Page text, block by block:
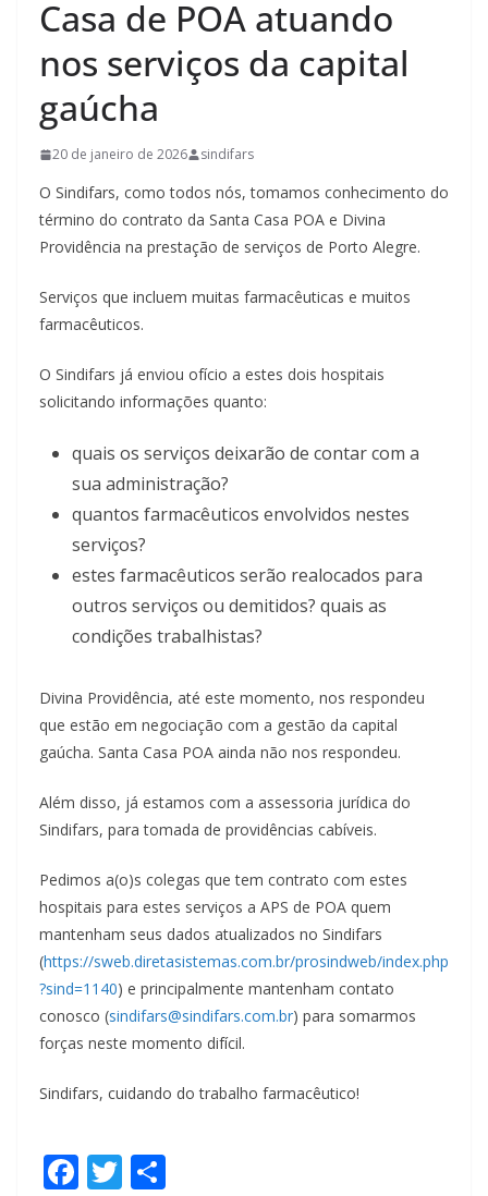
Casa de POA atuando
nos serviços da capital
gaúcha
20 de janeiro de 2026 sindifars
O Sindifars, como todos nós, tomamos conhecimento do
término do contrato da Santa Casa POA e Divina
Providência na prestação de serviços de Porto Alegre.
Serviços que incluem muitas farmacêuticas e muitos
farmacêuticos.
O Sindifars já enviou ofício a estes dois hospitais
solicitando informações quanto:
quais os serviços deixarão de contar com a
sua administração?
quantos farmacêuticos envolvidos nestes
serviços?
estes farmacêuticos serão realocados para
outros serviços ou demitidos? quais as
condições trabalhistas?
Divina Providência, até este momento, nos respondeu
que estão em negociação com a gestão da capital
gaúcha. Santa Casa POA ainda não nos respondeu.
Além disso, já estamos com a assessoria jurídica do
Sindifars, para tomada de providências cabíveis.
Pedimos a(o)s colegas que tem contrato com estes
hospitais para estes serviços a APS de POA quem
mantenham seus dados atualizados no Sindifars
(https://sweb.diretasistemas.com.br/prosindweb/index.php
?sind=1140) e principalmente mantenham contato
conosco (sindifars@sindifars.com.br) para somarmos
forças neste momento difícil.
Sindifars, cuidando do trabalho farmacêutico!
F T